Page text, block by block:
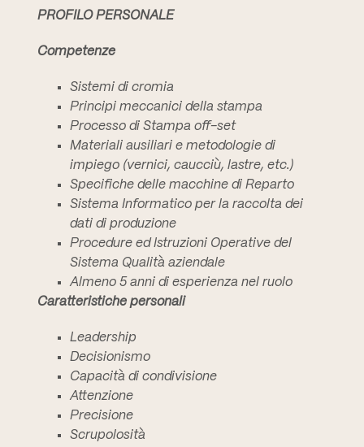
PROFILO PERSONALE
Competenze
Sistemi di cromia
Principi meccanici della stampa
Processo di Stampa off-set
Materiali ausiliari e metodologie di
impiego (vernici, caucciù, lastre, etc.)
Specifiche delle macchine di Reparto
Sistema Informatico per la raccolta dei
dati di produzione
Procedure ed Istruzioni Operative del
Sistema Qualità aziendale
Almeno 5 anni di esperienza nel ruolo
Caratteristiche personali
Leadership
Decisionismo
Capacità di condivisione
Attenzione
Precisione
Scrupolosità